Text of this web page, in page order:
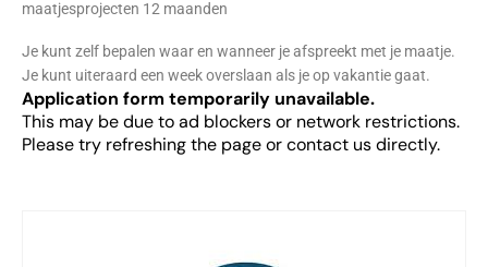
maatjesprojecten 12 maanden
Je kunt zelf bepalen waar en wanneer je afspreekt met je maatje.
Je kunt uiteraard een week overslaan als je op vakantie gaat.
Application form temporarily unavailable.
This may be due to ad blockers or network restrictions.
Please try refreshing the page or contact us directly.